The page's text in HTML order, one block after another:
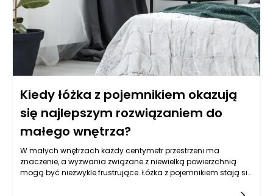
Kiedy łóżka z pojemnikiem okazują
się najlepszym rozwiązaniem do
małego wnętrza?
W małych wnętrzach każdy centymetr przestrzeni ma
znaczenie, a wyzwania związane z niewielką powierzchnią
mogą być niezwykle frustrujące. Łóżka z pojemnikiem stają się